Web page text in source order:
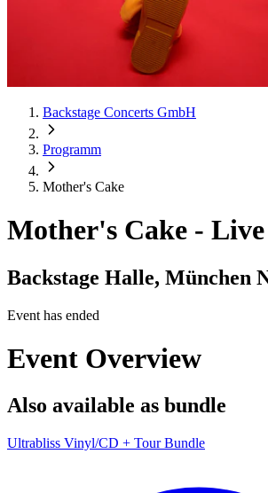
Backstage Concerts GmbH
Programm
Mother's Cake
Mother's Cake - Live
Backstage Halle, München
Event has ended
Event Overview
Also available as bundle
Ultrabliss Vinyl/CD + Tour Bundle